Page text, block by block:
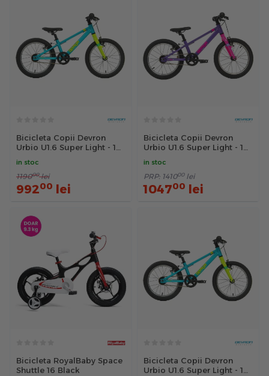
Bicicleta Copii Devron
Urbio U1.6 Super Light - 16
Reambalat
in stoc
119000 lei
99200 lei
Bicicleta Copii Devron
Urbio U1.6 Super Light - 16
in stoc
PRP: 141000 lei
104700 lei
Bicicleta RoyalBaby Space
Shuttle 16 Black
Bicicleta Copii Devron
Urbio U1.6 Super Light - 16